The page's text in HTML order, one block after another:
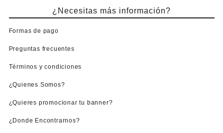
¿Necesitas más información?
Formas de pago
Preguntas frecuentes
Términos y condiciones
¿Quienes Somos?
¿Quieres promocionar tu banner?
¿Donde Encontrarnos?